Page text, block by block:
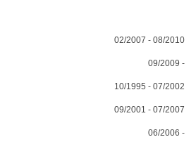
02/2007 - 08/2010
09/2009 -
10/1995 - 07/2002
09/2001 - 07/2007
06/2006 -